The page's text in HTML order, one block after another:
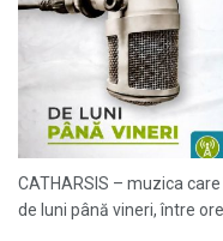
CATHARSIS – muzica
de luni până vineri, între